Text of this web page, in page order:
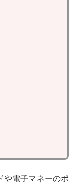
や電子マネーのポ